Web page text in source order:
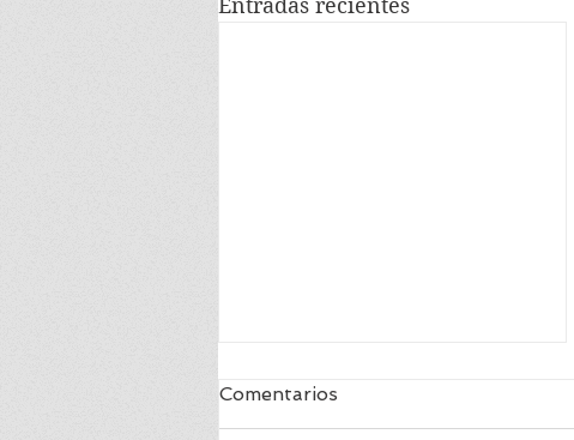
Entradas recientes
Comentarios